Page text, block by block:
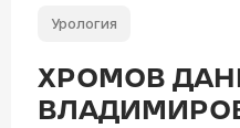
Урология
ХРОМОВ